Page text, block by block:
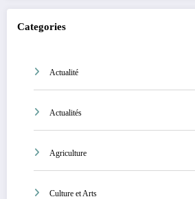
Categories
Actualité
Actualités
Agriculture
Culture et Arts